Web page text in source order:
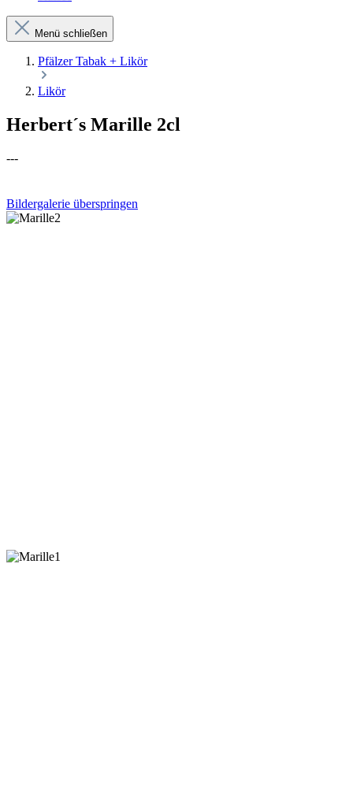
Menü schließen
Pfälzer Tabak + Likör
Likör
Herbert´s Marille 2cl
---
Bildergalerie überspringen